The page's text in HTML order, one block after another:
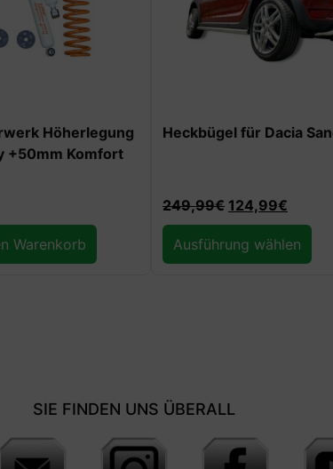
Höherlegung
Komfort
Heckbügel für Dacia Sandero
249,99€ 124,99€
Ausführung wählen
SIE FINDEN UNS ÜBERALL